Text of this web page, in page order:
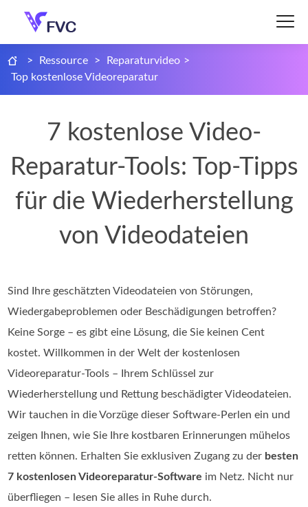
> Ressource > Reparaturvideo >
Top kostenlose Videoreparatur
7 kostenlose Video-
Reparatur-Tools: Top-Tipps
für die Wiederherstellung
von Videodateien
Sind Ihre geschätzten Videodateien von Störungen,
Wiedergabeproblemen oder Beschädigungen betroffen?
Keine Sorge – es gibt eine Lösung, die Sie keinen Cent
kostet. Willkommen in der Welt der kostenlosen
Videoreparatur-Tools – Ihrem Schlüssel zur
Wiederherstellung und Rettung beschädigter Videodateien.
Wir tauchen in die Vorzüge dieser Software-Perlen ein und
zeigen Ihnen, wie Sie Ihre kostbaren Erinnerungen mühelos
retten können. Erhalten Sie exklusiven Zugang zu der besten
7 kostenlosen Videoreparatur-Software im Netz. Nicht nur
überfliegen – lesen Sie alles in Ruhe durch.